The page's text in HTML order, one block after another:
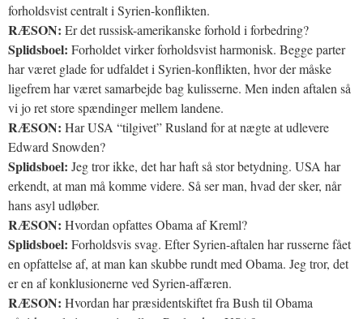
forholdsvist centralt i Syrien-konflikten.
RÆSON: Er det russisk-amerikanske forhold i forbedring?
Splidsboel: Forholdet virker forholdsvist harmonisk. Begge parter
har været glade for udfaldet i Syrien-konflikten, hvor der måske
ligefrem har været samarbejde bag kulisserne. Men inden aftalen så
vi jo ret store spændinger mellem landene.
RÆSON: Har USA “tilgivet” Rusland for at nægte at udlevere
Edward Snowden?
Splidsboel: Jeg tror ikke, det har haft så stor betydning. USA har
erkendt, at man må komme videre. Så ser man, hvad der sker, når
hans asyl udløber.
RÆSON: Hvordan opfattes Obama af Kreml?
Splidsboel: Forholdsvis svag. Efter Syrien-aftalen har russerne fået
en opfattelse af, at man kan skubbe rundt med Obama. Jeg tror, det
er en af konklusionerne ved Syrien-affæren.
RÆSON: Hvordan har præsidentskiftet fra Bush til Obama